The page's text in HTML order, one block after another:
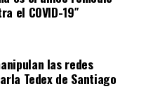
el COVID-19″
las redes
Tedex de Santiago